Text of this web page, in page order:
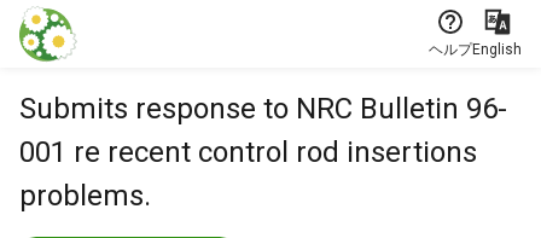
本文に飛ぶ
ヘルプEnglish
Submits response to NRC Bulletin 96-
001 re recent control rod insertions
problems.